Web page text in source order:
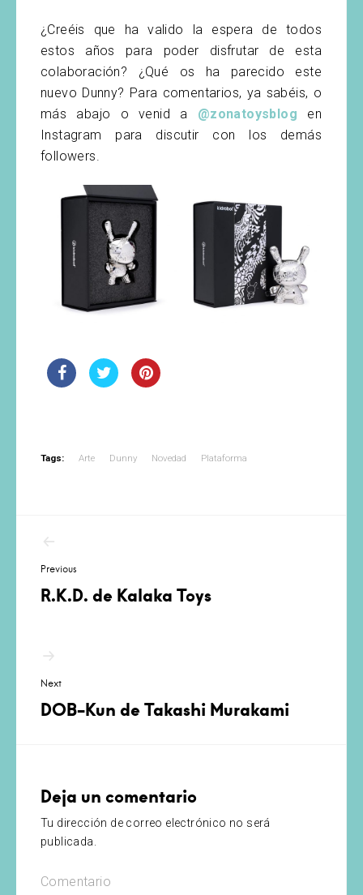
¿Creéis que ha valido la espera de todos
estos años para poder disfrutar de esta
colaboración? ¿Qué os ha parecido este
nuevo Dunny? Para comentarios, ya sabéis, o
más abajo o venid a @zonatoysblog en
Instagram para discutir con los demás
followers.
Tags: Arte Dunny Novedad Plataforma
de
entradas
Previous
R.K.D. de Kalaka Toys
Next
DOB-Kun de Takashi Murakami
Deja un comentario
Tu dirección de correo electrónico no será
publicada.
Comentario